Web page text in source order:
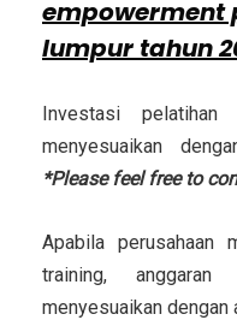
empowerment
lumpur tahun
Investasi
menyesuaikan
*Please feel free to
Apabila perusahaan
training,
menyesuaikan dengan